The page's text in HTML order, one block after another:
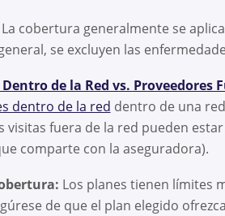
La cobertura generalmente se
se excluyen las
de la Red vs. Proveedores
dentro de la red dentro de una
visitas fuera de la red pueden
comparte con la aseguradora).
Los planes tienen límites
de que el plan elegido